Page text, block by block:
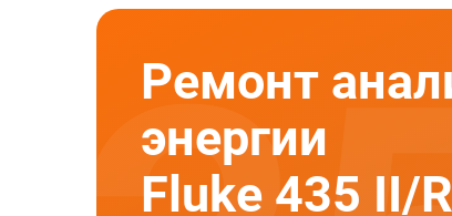
Ремонт
энергии
Fluke 435 II/